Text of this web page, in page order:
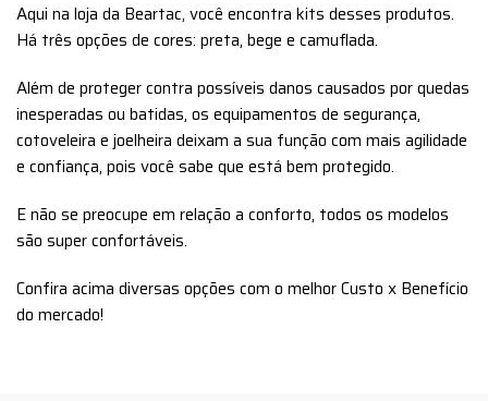
Aqui na loja da Beartac, você encontra kits desses produtos.
Há três opções de cores: preta, bege e camuflada.
Além de proteger contra possíveis danos causados por quedas
inesperadas ou batidas, os equipamentos de segurança,
cotoveleira e joelheira deixam a sua função com mais agilidade
e confiança, pois você sabe que está bem protegido.
E não se preocupe em relação a conforto, todos os modelos
são super confortáveis.
Confira acima diversas opções com o melhor Custo x Benefício
do mercado!